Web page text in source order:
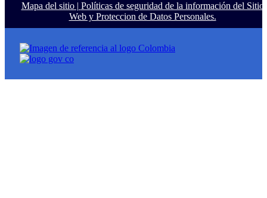
Mapa del sitio | Políticas de seguridad de la información del Sitio
Web y Proteccion de Datos Personales.